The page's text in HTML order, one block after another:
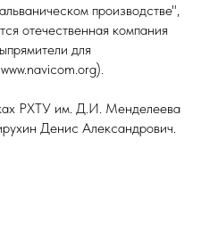
производстве",
отечественная компания
для
РХТУ им. Д.И. Менделеева
Денис Александрович.